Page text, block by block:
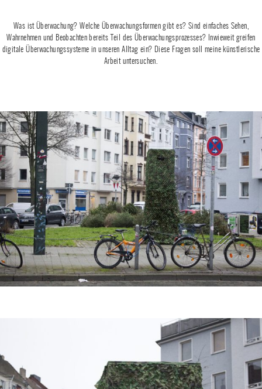
Was ist Überwachung? Welche Überwachungsformen gibt es? Sind einfaches Sehen,
Wahrnehmen und Beobachten bereits Teil des Überwachungsprozesses? Inwieweit greifen
digitale Überwachungssysteme in unseren Alltag ein? Diese Fragen soll meine künstlerische
Arbeit untersuchen.